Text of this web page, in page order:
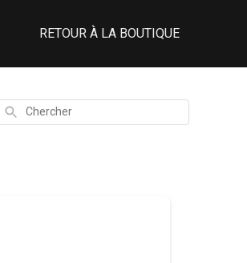
RETOUR À LA BOUTIQUE
Chercher